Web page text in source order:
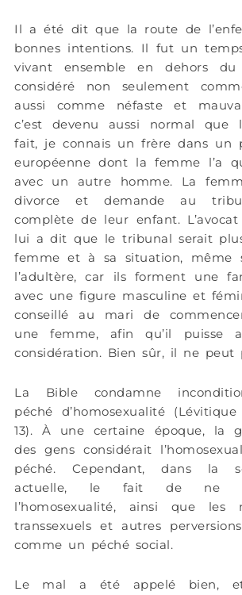
Il a été dit que la route de
bonnes intentions. Il fut un
vivant ensemble en dehors
considéré non seulement
aussi comme néfaste et
c’est devenu aussi normal que
fait, je connais un frère dans un
européenne dont la femme l’a
avec un autre homme. La
divorce et demande au
complète de leur enfant.
lui a dit que le tribunal serait
femme et à sa situation, même
l’adultère, car ils forment une
avec une figure masculine et
conseillé au mari de
une femme, afin qu’il puisse
considération. Bien sûr, il ne peut
La Bible condamne
péché d’homosexualité
13). À une certaine époque, la
des gens considérait
péché. Cependant, dans la
actuelle, le fait de ne
l’homosexualité, ainsi que
transsexuels et autres
comme un péché social.
Le mal a été appelé bien,